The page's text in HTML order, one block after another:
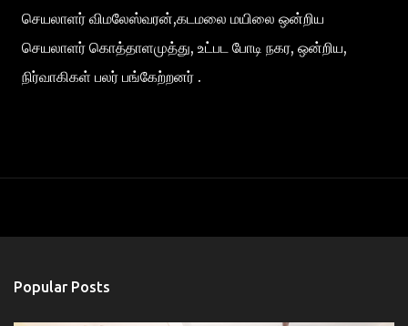
செயலாளர் விமலேஸ்வரன்,கடமலை மயிலை ஒன்றிய
செயலாளர் கொத்தாளமுத்து, உட்பட போடி நகர, ஒன்றிய,
நிர்வாகிகள் பலர் பங்கேற்றனர் .
Popular Posts